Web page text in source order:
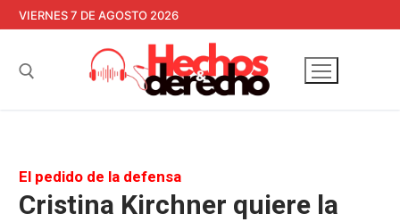
contenido
VIERNES 7 DE AGOSTO 2026
El pedido de la defensa
Cristina Kirchner quiere la